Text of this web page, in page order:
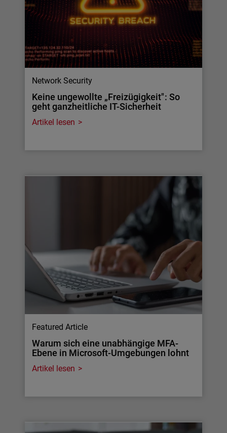
Network Security
Keine ungewollte „Freizügigkeit": So
geht ganzheitliche IT-Sicherheit
Artikel lesen
Featured Article
Warum sich eine unabhängige MFA-
Ebene in Microsoft-Umgebungen lohnt
Artikel lesen